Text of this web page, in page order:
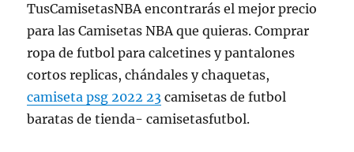
TusCamisetasNBA encontrarás el mejor precio
para las Camisetas NBA que quieras. Comprar
ropa de futbol para calcetines y pantalones
cortos replicas, chándales y chaquetas,
camiseta psg 2022 23 camisetas de futbol
baratas de tienda- camisetasfutbol.